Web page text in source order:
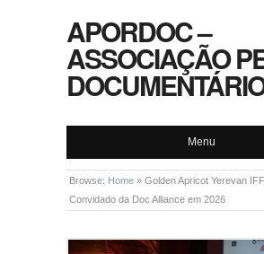
APORDOC –
ASSOCIAÇÃO
Menu
Browse: Home » Golden Apricot Yerevan
Convidado da Doc Alliance em 2026